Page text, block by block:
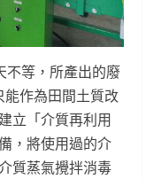
不等，所產出的廢
作為田間土質改
立「介質再利用
，將使用過的介
質蒸氣攪拌消毒